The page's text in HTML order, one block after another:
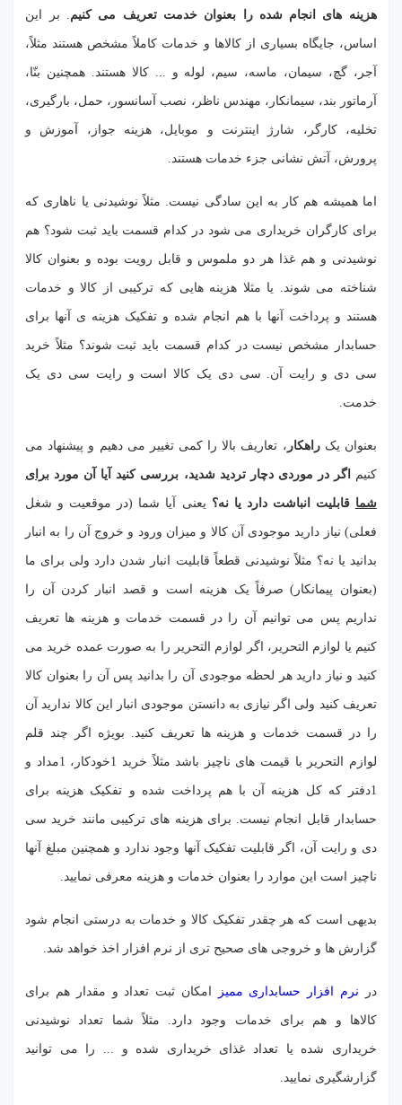
هزینه های انجام شده را بعنوان خدمت تعریف می کنیم. بر این
اساس، جایگاه بسیاری از کالاها و خدمات کاملاً مشخص هستند مثلاً،
آجر، گچ، سیمان، ماسه، سیم، لوله و ... کالا هستند. همچنین بنّا،
آرماتور بند، سیمانکار، مهندس ناظر، نصب آسانسور، حمل، بارگیری،
تخلیه، کارگر، شارژ اینترنت و موبایل، هزینه جواز، آموزش و
پرورش، آتش نشانی جزء خدمات هستند.
اما همیشه هم کار به این سادگی نیست. مثلاً نوشیدنی یا ناهاری که
برای کارگران خریداری می شود در کدام قسمت باید ثبت شود؟ هم
نوشیدنی و هم غذا هر دو ملموس و قابل رویت بوده و بعنوان کالا
شناخته می شوند. یا مثلا هزینه هایی که ترکیبی از کالا و خدمات
هستند و پرداخت آنها با هم انجام شده و تفکیک هزینه ی آنها برای
حسابدار مشخص نیست در کدام قسمت باید ثبت شوند؟ مثلاً خرید
سی دی و رایت آن. سی دی یک کالا است و رایت سی دی یک
خدمت.
بعنوان یکراهکار ، تعاریف بالا را کمی تغییر می دهیم و پیشنهاد می
کنیم اگر در موردی دچار تردید شدید، بررسی کنید آیا آن مورد برای
شما قابلیت انباشت دارد یا نه؟ یعنی آیا شما (در موقعیت و شغل
فعلی) نیاز دارید موجودی آن کالا و میزان ورود و خروج آن را به انبار
بدانید یا نه؟ مثلاً نوشیدنی قطعاً قابلیت انبار شدن دارد ولی برای ما
(بعنوان پیمانکار) صرفاً یک هزینه است و قصد انبار کردن آن را
نداریم پس می توانیم آن را در قسمت خدمات و هزینه ها تعریف
کنیم یا لوازم التحریر، اگر لوازم التحریر را به صورت عمده خرید می
کنید و نیاز دارید هر لحظه موجودی آن را بدانید پس آن را بعنوان کالا
تعریف کنید ولی اگر نیازی به دانستن موجودی انبار این کالا ندارید آن
را در قسمت خدمات و هزینه ها تعریف کنید. بویژه اگر چند قلم
لوازم التحریر با قیمت های ناچیز باشد مثلاً خرید 1خودکار، 1مداد و
1دفتر که کل هزینه آن با هم پرداخت شده و تفکیک هزینه برای
حسابدار قابل انجام نیست. برای هزینه های ترکیبی مانند خرید سی
دی و رایت آن، اگر قابلیت تفکیک آنها وجود ندارد و همچنین مبلغ آنها
ناچیز است این موارد را بعنوان خدمات و هزینه معرفی نمایید.
بدیهی است که هر چقدر تفکیک کالا و خدمات به درستی انجام شود
گزارش ها و خروجی های صحیح تری از نرم افزار اخذ خواهد شد.
در نرم افزار حسابداری ممیز امکان ثبت تعداد و مقدار هم برای
کالاها و هم برای خدمات وجود دارد. مثلاً شما تعداد نوشیدنی
خریداری شده یا تعداد غذای خریداری شده و ... را می توانید
گزارشگیری نمایید.